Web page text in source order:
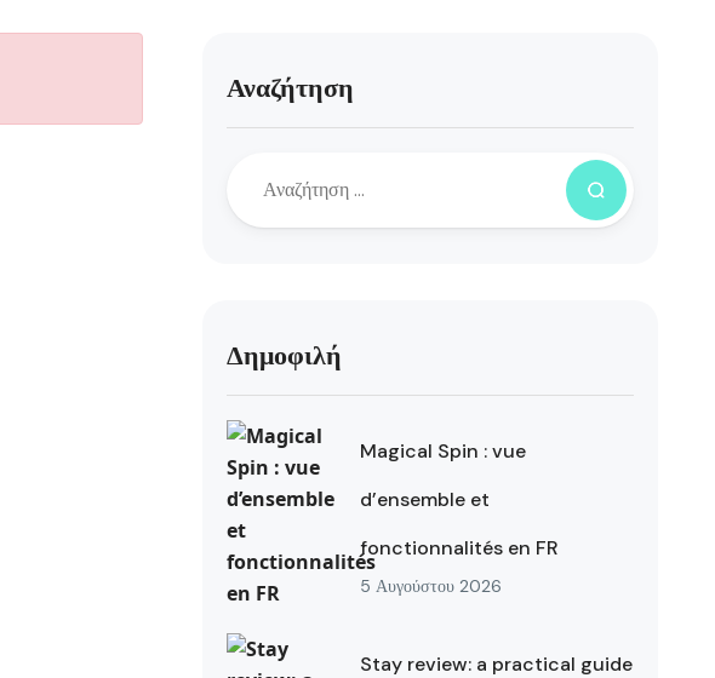
Αναζήτηση
Δημοφιλή
Magical Spin : vue
d’ensemble et
fonctionnalités en FR
5 Αυγούστου 2026
Stay review: a practical guide